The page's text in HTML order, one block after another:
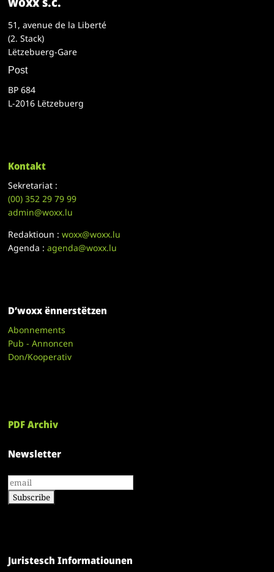
51, avenue de la Liberté
(2. Stack)
Lëtzebuerg-Gare
Post
BP 684
L-2016 Lëtzebuerg
Kontakt
Sekretariat :
(00)352 29 79 99
admin@woxx.lu
Redaktioun :woxx@woxx.lu
Agenda :agenda@woxx.lu
D’woxx ënnerstëtzen
Abonnements
Pub - Annoncen
Don/Kooperativ
PDF Archiv
Newsletter
Juristesch Informatiounen